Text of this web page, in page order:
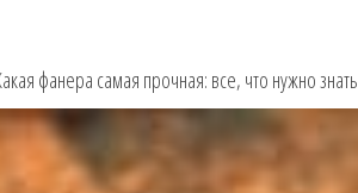
фанера самая прочная: все, что нужно знать